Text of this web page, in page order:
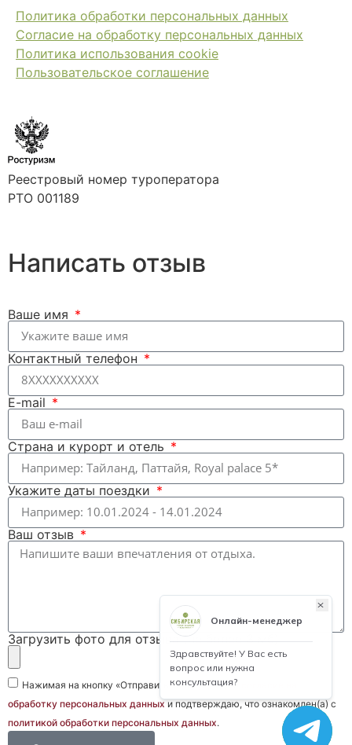
Реестровый номер туроператора
РТО 001189
Политика обработки персональных данных
Согласие на обработку персональных данных
Политика использования cookie
Пользовательское соглашение
Написать отзыв
Ваше имя
Контактный телефон
E-mail
Страна и курорт и отель
Укажите даты поездки
Ваш отзыв
Загрузить фото для отзыва (не более 3 мб)
Нажимая на кнопку «Отправить заявку», я даю
обработку персональных данныхи подтверждаю, что ознакомлен(а) с
политикой обработки персональных данных.